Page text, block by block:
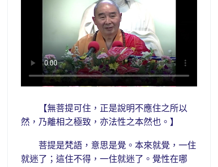
【無菩提可住，正是說明不應住之所以
然，乃離相之極致，亦法性之本然也。】
菩提是梵語，意思是覺。本來就覺，一住
就迷了；這住不得，一住就迷了。覺性在哪